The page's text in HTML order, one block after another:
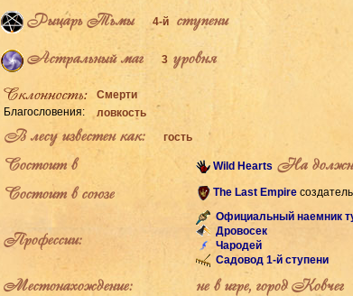
Рыцарь Тьмы 4-й
ступени
Астральный маг
3 уровня
Смерти
Благословения:
ловкость
В лесу известен как: гость
Состоит в Wild Hearts На
Состоит в союзе
The Last Empire
Профессии:
Официальный наемник
Дровосек
Чародей
Садовод 1-й ступени
Местонахождение: не в игре, город Ковчег